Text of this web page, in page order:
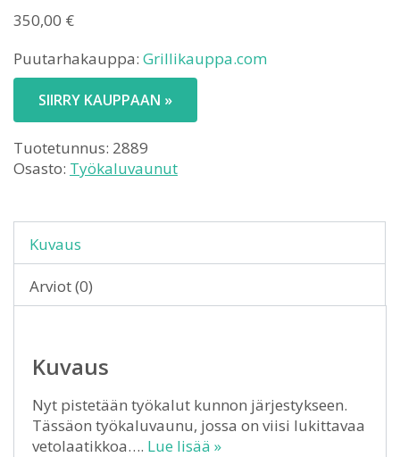
350,00 €
Puutarhakauppa: Grillikauppa.com
SIIRRY KAUPPAAN »
Tuotetunnus: 2889
Osasto: Työkaluvaunut
Kuvaus
Arviot (0)
Kuvaus
Nyt pistetään työkalut kunnon järjestykseen.
Tässäon työkaluvaunu, jossa on viisi lukittavaa
vetolaatikkoa…. Lue lisää »